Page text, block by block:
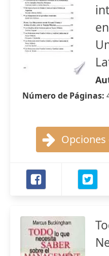
Número de Páginas:
Opciones